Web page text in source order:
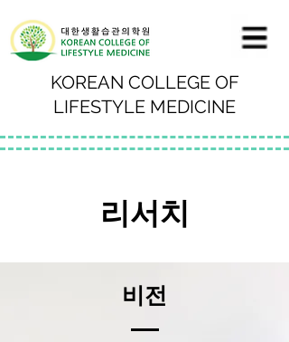
KOREAN COLLEGE OF
LIFESTYLE MEDICINE
리서치
비전